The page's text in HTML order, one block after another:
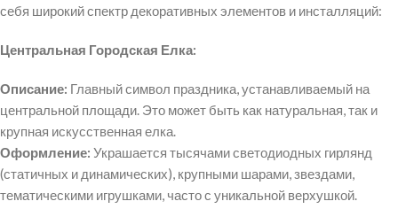
себя широкий спектр декоративных элементов и инсталляций:
Центральная Городская Елка:
Описание: Главный символ праздника, устанавливаемый на
центральной площади. Это может быть как натуральная, так и
крупная искусственная елка.
Оформление: Украшается тысячами светодиодных гирлянд
(статичных и динамических), крупными шарами, звездами,
тематическими игрушками, часто с уникальной верхушкой.